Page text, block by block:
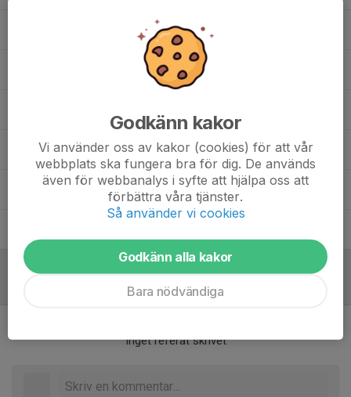
Tränare
Tränare
Johanna GundLagledare
Tor Norsell Lagledare
Inget referat skrivet
Godkänn kakor
Vi använder oss av kakor (cookies) för att vår
webbplats ska fungera bra för dig. De används
även för webbanalys i syfte att hjälpa oss att
förbättra våra tjänster.
Så använder vi cookies
Godkänn alla kakor
Bara nödvändiga